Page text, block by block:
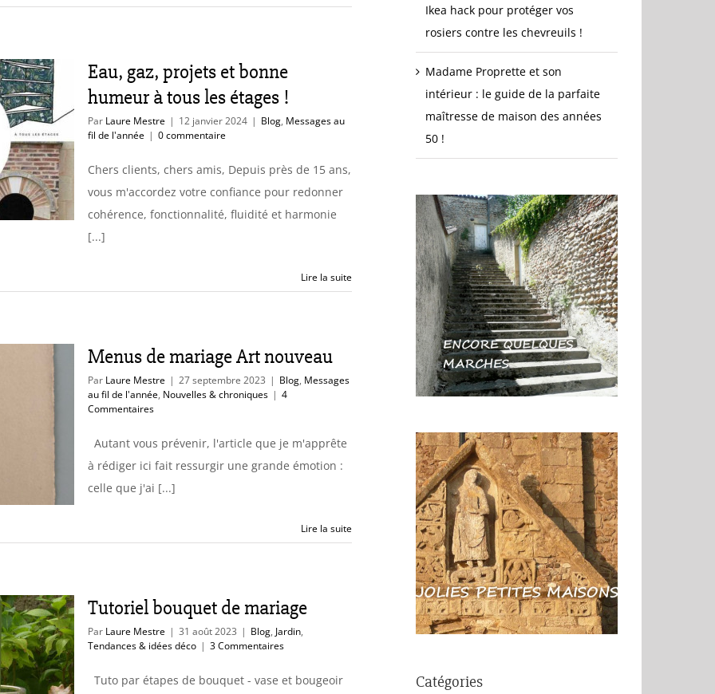
Eau, gaz, projets et bonne
humeur à tous les étages !
Par Laure Mestre | 12 janvier 2024 | Blog, Messages au
fil de l'année | 0 commentaire
Chers clients, chers amis, Depuis près de 15 ans,
vous m'accordez votre confiance pour redonner
cohérence, fonctionnalité, fluidité et harmonie
[...]
Lire la suite
Menus de mariage Art nouveau
Par Laure Mestre | 27 septembre 2023 | Blog, Messages
au fil de l'année, Nouvelles & chroniques | 4
Commentaires
Autant vous prévenir, l'article que je m'apprête
à rédiger ici fait ressurgir une grande émotion :
celle que j'ai [...]
Lire la suite
Tutoriel bouquet de mariage
Par Laure Mestre | 31 août 2023 | Blog, Jardin,
Tendances & idées déco | 3 Commentaires
Tuto par étapes de bouquet - vase et bougeoir
Ikea hack pour protéger vos
rosiers contre les chevreuils !
Madame Proprette et son
intérieur : le guide de la parfaite
maîtresse de maison des années
50 !
Catégories